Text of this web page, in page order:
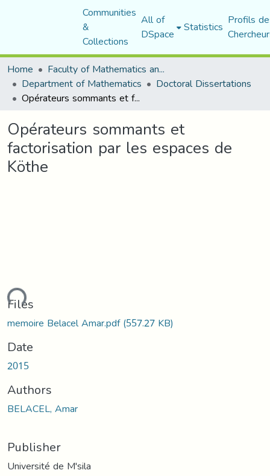
Communities
&
Collections
All of
DSpace Statistics Profils
Home
Faculty of Mathematics and Computer Science
Department of Mathematics Doctoral Dissertations
Opérateurs sommants et factorisation par les espaces de Köthe
Opérateurs sommants et
factorisation par les espaces de
Köthe
Files
memoire Belacel Amar.pdf(557.27 KB)
Date
2015
Authors
BELACEL, Amar
Publisher
Université de M'sila